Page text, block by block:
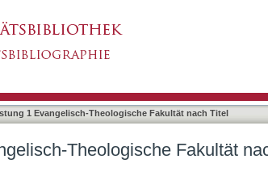
1 Evangelisch-Theologische Fakultät nach Titel
Theologische Fakultät